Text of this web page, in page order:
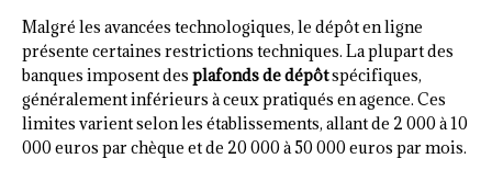
Malgré les avancées technologiques, le dépôt en ligne
présente certaines restrictions techniques. La plupart des
banques imposent des plafonds de dépôtspécifiques,
généralement inférieurs à ceux pratiqués en agence. Ces
limites varient selon les établissements, allant de 2 000 à 10
000 euros par chèque et de 20 000 à 50 000 euros par mois.